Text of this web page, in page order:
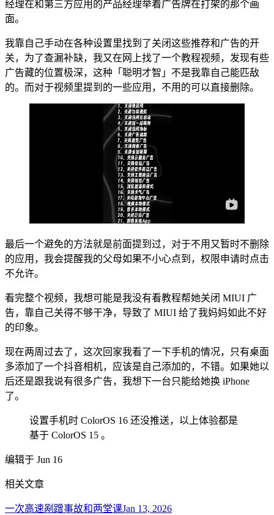
经理在和第三方应用的产品经理举着广告牌在打架的那个画
面。
我靠自己手动在各种设置里找到了关闭这些推荐和广告的开
关，为了查漏补缺，我又在网上找了一个教程视频，发现有些
广告藏的位置极深，这种「聪明才智」不是我靠自己能匹敌
的。而对于视频里提到的一些应用，不用的可以直接删除。
最后一个避免的方法就是前面提到过，对于不用又暂时不删除
的应用，我会提醒我的父母如果不小心点到，权限申请时点击
不允许。
看完整个视频，我想可能是我没有看教程帮她关闭 MIUI 广
告，靠自己关得不够干净，导致了 MIUI 给了我妈妈如此不好
的印象。
现在两周过去了，这次回家我看了一下手机的情况，只有桌面
多添加了一个抖音相机，应该是自己添加的，不错。如果她以
后还是跟我说有很多广告，我想下一台只能给她换 iPhone
了。
设置手机时 ColorOS 16 还没推送，以上体验都是
基于 ColorOS 15 。
编辑于 Jun 16
相关文章
一次高速剐蹭事故和两堂课Jan 13, 2026